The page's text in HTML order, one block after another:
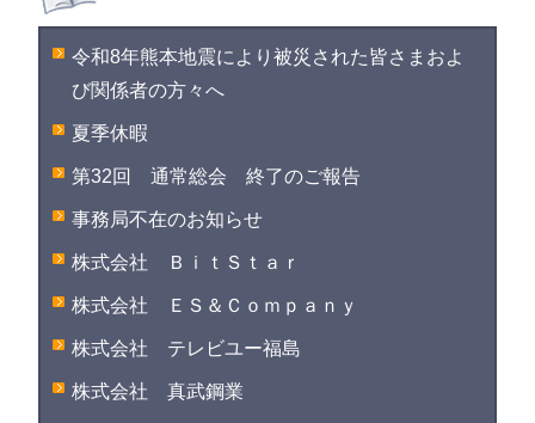
令和8年熊本地震により被災された皆さまおよ
び関係者の方々へ
夏季休暇
第32回 通常総会 終了のご報告
事務局不在のお知らせ
株式会社 ＢｉｔＳｔａｒ
株式会社 ＥＳ＆Ｃｏｍｐａｎｙ
株式会社 テレビユー福島
株式会社 真武鋼業